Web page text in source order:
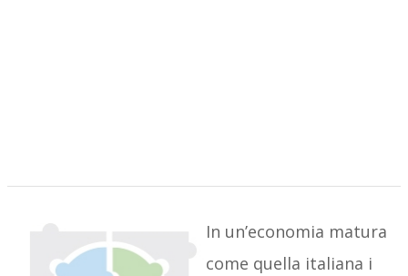
In un’economia matura
come quella italiana i